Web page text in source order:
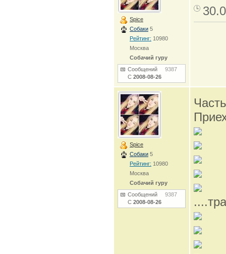
Spice
Собаки 5
Рейтинг: 10980
Москва
Собачий гуру
Сообщений 9387
С 2008-08-26
Spice
Собаки 5
Рейтинг: 10980
Москва
Собачий гуру
Сообщений 9387
С 2008-08-26